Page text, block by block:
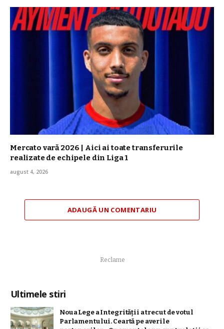
Mercato vară 2026 | Aici ai toate transferurile
realizate de echipele din Liga 1
august 4, 2026
ADAUGĂ UN COMENTARIU
Reclame
Ultimele stiri
Noua Lege a Integrității a trecut de votul
Parlamentului. Ceartă pe averile